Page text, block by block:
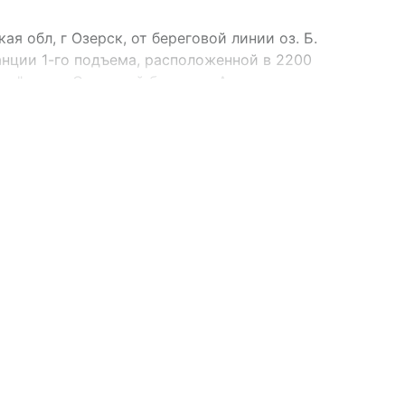
обл, г Озерск, от береговой линии оз. Б.
1-го подъема, расположенной в 2200
по ул. Северный берег оз. Акакуль, до